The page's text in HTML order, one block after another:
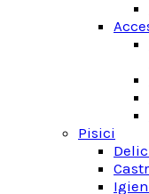
Pisici